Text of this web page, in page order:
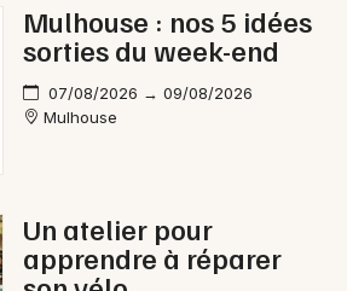
Mulhouse : nos 5 idées
sorties du week-end
07/08/2026 → 09/08/2026
Mulhouse
Un atelier pour
apprendre à réparer